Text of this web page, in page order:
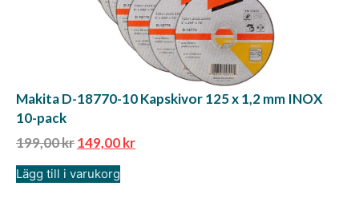
Makita D-18770-10 Kapskivor 125 x 1,2 mm INOX
10-pack
199,00kr149,00kr
Lägg till i varukorg